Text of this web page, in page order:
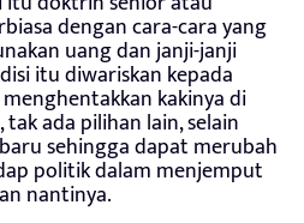
dengan cara-cara yang
uang dan janji-janji
itu diwariskan kepada
kakinya di
ada pilihan lain, selain
sehingga dapat merubah
politik dalam menjemput
nantinya.